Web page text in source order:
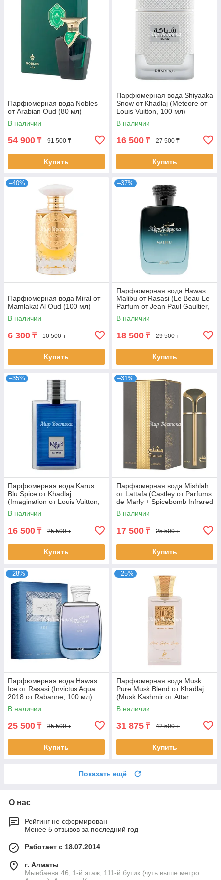
Парфюмерная вода Nobles
от Arabian Oud (80 мл)
В наличии
54 900 ₸ 91 500 ₸
Купить
Парфюмерная вода Shiyaaka
Snow от Khadlaj (Meteore от
Louis Vuitton, 100 мл)
В наличии
16 500 ₸ 27 500 ₸
Купить
–40%
Парфюмерная вода Miral от
Mamlakat Al Oud (100 мл)
В наличии
6 300 ₸ 10 500 ₸
Купить
–37%
Парфюмерная вода Hawas
Malibu от Rasasi (Le Beau Le
Parfum от Jean Paul Gaultier,
100 мл)
В наличии
18 500 ₸ 29 500 ₸
Купить
–35%
Парфюмерная вода Karus
Blu Spice от Khadlaj
(Imagination от Louis Vuitton,
100 мл)
В наличии
16 500 ₸ 25 500 ₸
Купить
–31%
Парфюмерная вода Mishlah
от Lattafa (Castley от Parfums
de Marly + Spicebomb Infrared
от Viktor&Rolf, 100 мл)
В наличии
17 500 ₸ 25 500 ₸
Купить
–28%
Парфюмерная вода Hawas
Ice от Rasasi (Invictus Aqua
2018 от Rabanne, 100 мл)
В наличии
25 500 ₸ 35 500 ₸
Купить
–25%
Парфюмерная вода Musk
Pure Musk Blend от Khadlaj
(Musk Kashmir от Attar
Collection, 60 мл)
В наличии
31 875 ₸ 42 500 ₸
Купить
Показать ещё
О нас
Рейтинг не сформирован
Менее 5 отзывов за последний год
Работает с 18.07.2014
г. Алматы
Мынбаева 46, 1-й этаж, 111-й бутик (чуть выше метро